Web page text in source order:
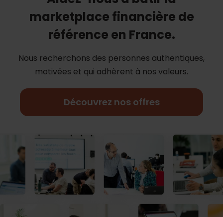
marketplace financière de
référence en France.
Nous recherchons des personnes authentiques,
motivées et qui adhèrent à nos valeurs.
Découvrez nos offres